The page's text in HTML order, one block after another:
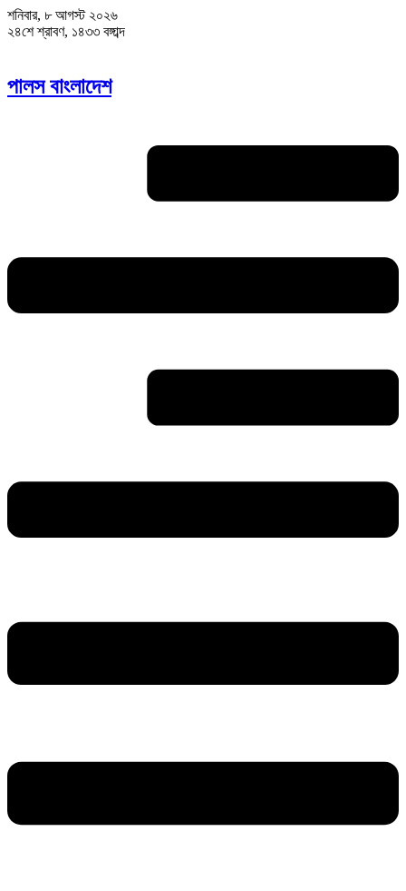
শনিবার, ৮ আগস্ট ২০২৬
২৪শে শ্রাবণ, ১৪৩৩ বঙ্গাব্দ
পালস বাংলাদেশ